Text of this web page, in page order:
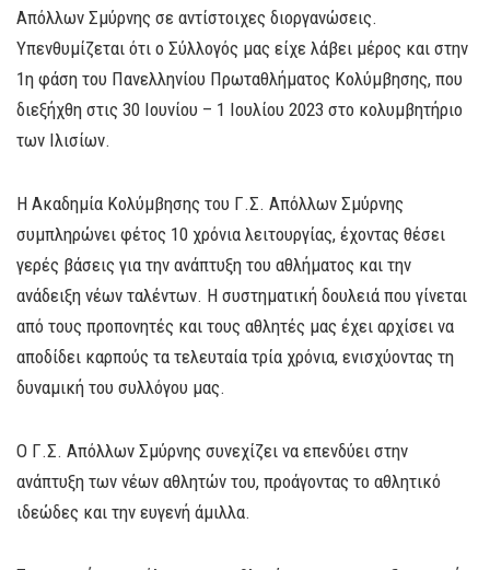
Απόλλων Σμύρνης σε αντίστοιχες διοργανώσεις.
Υπενθυμίζεται ότι ο Σύλλογός μας είχε λάβει μέρος και στην
1η φάση του Πανελληνίου Πρωταθλήματος Κολύμβησης, που
διεξήχθη στις 30 Ιουνίου – 1 Ιουλίου 2023 στο κολυμβητήριο
των Ιλισίων.
Η Ακαδημία Κολύμβησης του Γ.Σ. Απόλλων Σμύρνης
συμπληρώνει φέτος 10 χρόνια λειτουργίας, έχοντας θέσει
γερές βάσεις για την ανάπτυξη του αθλήματος και την
ανάδειξη νέων ταλέντων. Η συστηματική δουλειά που γίνεται
από τους προπονητές και τους αθλητές μας έχει αρχίσει να
αποδίδει καρπούς τα τελευταία τρία χρόνια, ενισχύοντας τη
δυναμική του συλλόγου μας.
Ο Γ.Σ. Απόλλων Σμύρνης συνεχίζει να επενδύει στην
ανάπτυξη των νέων αθλητών του, προάγοντας το αθλητικό
ιδεώδες και την ευγενή άμιλλα.